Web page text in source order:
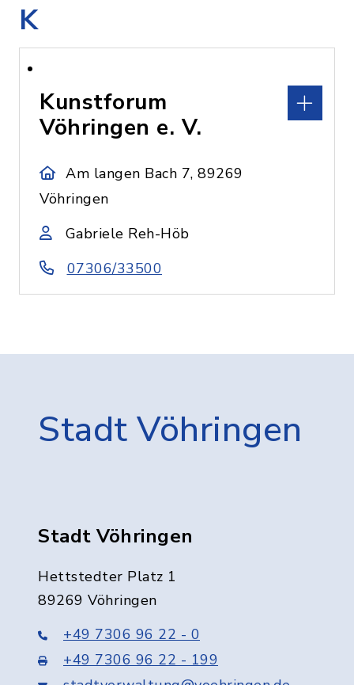
K
Kunstforum
Vöhringen e. V.
Am langen Bach 7, 89269
Vöhringen
Gabriele Reh-Höb
07306/33500
Stadt Vöhringen
Stadt Vöhringen
Hettstedter Platz 1
89269 Vöhringen
+49 7306 96 22 - 0
+49 7306 96 22 - 199